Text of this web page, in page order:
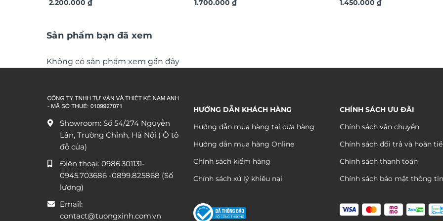
trí treo tường TX820
2.200.000₫
trí treo tường TX792
1.700.000₫
đẹp sang trọng TX684
1.450.000 ₫
Sản phẩm bạn đã xem
Không có sản phẩm xem gần đây
Showroom: Số 54/274 Nguyễn
Lân, Trường Chinh, Hà Nội ( Ô tô
đỗ cửa)
Điện thoại: 0986.301131-
0945.703686 -0899.825868 (Số
lượng)
Email:
contact@tuongxinh.com.vn
HƯỚNG DẪN KHÁCH HÀNG
Hướng dẫn mua hàng tại cửa hàng
Hướng dẫn mua hàng Online
Chính sách kiểm hàng
Chính sách xử lý khiếu nại
CHÍNH SÁCH ƯU ĐÃI
Chính sách vận chuyển
Chính sách đổi trả và hoàn
Chính sách thanh toán
Chính sách bảo mật thông tin